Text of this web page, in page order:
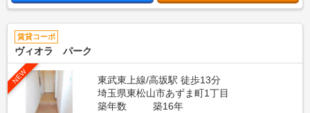
賃貸コーポ
ヴィオラ パーク
NEW
東武東上線/高坂駅 徒歩13分
埼玉県東松山市あずま町1丁目
築年数
築16年